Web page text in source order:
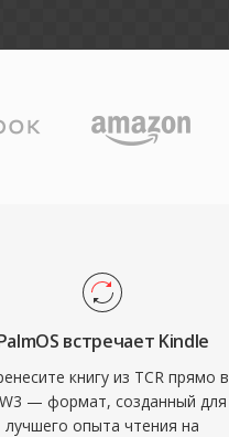
встречает Kindle
книгу из TCR прямо в
— формат, созданный для
лучшего опыта чтения на